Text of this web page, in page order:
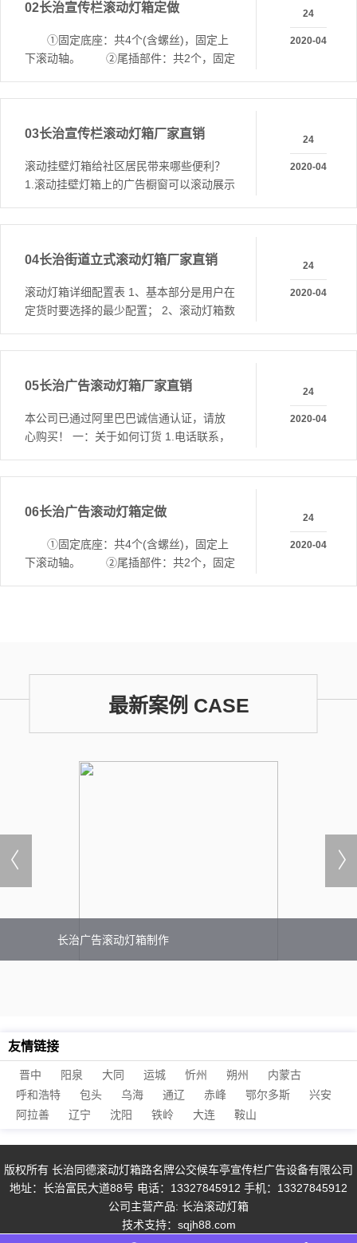
24
2020-04
02长治宣传栏滚动灯箱定做
①固定底座：共4个(含螺丝)，固定上
下滚动轴。 ②尾插部件：共2个，固定
24
2020-04
03长治宣传栏滚动灯箱厂家直销
滚动挂壁灯箱给社区居民带来哪些便利？
1.滚动挂壁灯箱上的广告橱窗可以滚动展示
24
2020-04
04长治街道立式滚动灯箱厂家直销
滚动灯箱详细配置表 1、基本部分是用户在
定货时要选择的最少配置； 2、滚动灯箱数
24
2020-04
05长治广告滚动灯箱厂家直销
本公司已通过阿里巴巴诚信通认证，请放
心购买！ 一：关于如何订货 1.电话联系，
24
2020-04
06长治广告滚动灯箱定做
①固定底座：共4个(含螺丝)，固定上
下滚动轴。 ②尾插部件：共2个，固定
最新案例 CASE
长治广告滚动灯箱制作
友情链接
晋中 阳泉 大同 运城 忻州 朔州
内蒙古
呼和浩特
包头 乌海 通辽 赤峰 鄂尔多斯
兴安
阿拉善
辽宁 沈阳 铁岭 大连 鞍山
版权所有 长治同德滚动灯箱路名牌公交候车亭宣传栏广告设备有限公司
地址：长治富民大道88号 电话：13327845912 手机：13327845912
公司主营产品: 长治滚动灯箱
技术支持： sqjh88.com